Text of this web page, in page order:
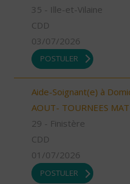
35 - Ille-et-Vilaine
CDD
03/07/2026
POSTULER
Aide-Soignant(e) à
AOUT- TOURNEES
29 - Finistère
CDD
01/07/2026
POSTULER